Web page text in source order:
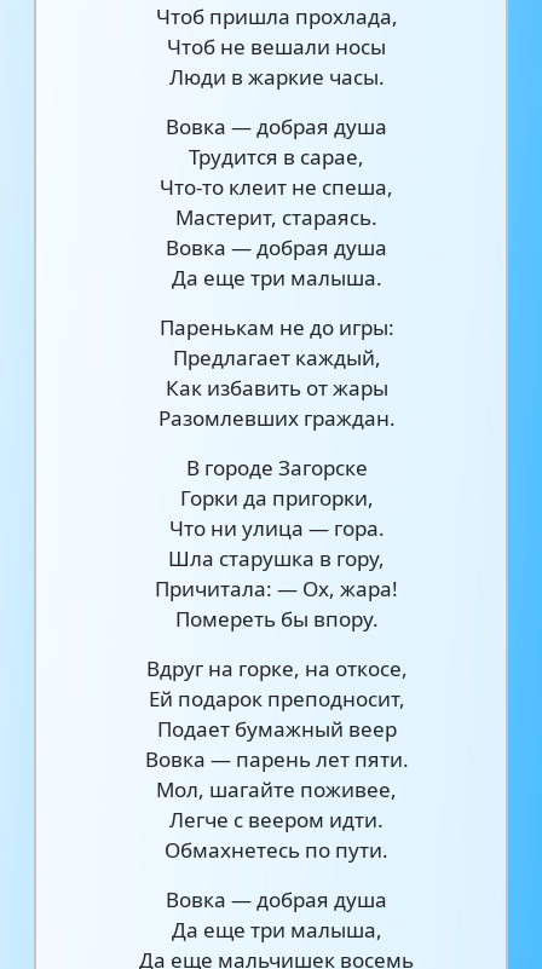
Чтоб пришла прохлада,
Чтоб не вешали носы
Люди в жаркие часы.
Вовка — добрая душа
Трудится в сарае,
Что-то клеит не спеша,
Мастерит, стараясь.
Вовка — добрая душа
Да еще три малыша.
Паренькам не до игры:
Предлагает каждый,
Как избавить от жары
Разомлевших граждан.
В городе Загорске
Горки да пригорки,
Что ни улица — гора.
Шла старушка в гору,
Причитала: — Ох, жара!
Помереть бы впору.
Вдруг на горке, на откосе,
Ей подарок преподносит,
Подает бумажный веер
Вовка — парень лет пяти.
Мол, шагайте поживее,
Легче с веером идти.
Обмахнетесь по пути.
Вовка — добрая душа
Да еще три малыша,
Да еще мальчишек восемь